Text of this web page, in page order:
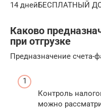
14 днейБЕСПЛАТНЫЙ
Каково
при отгрузке
Предназначение счета-
Контроль
можно